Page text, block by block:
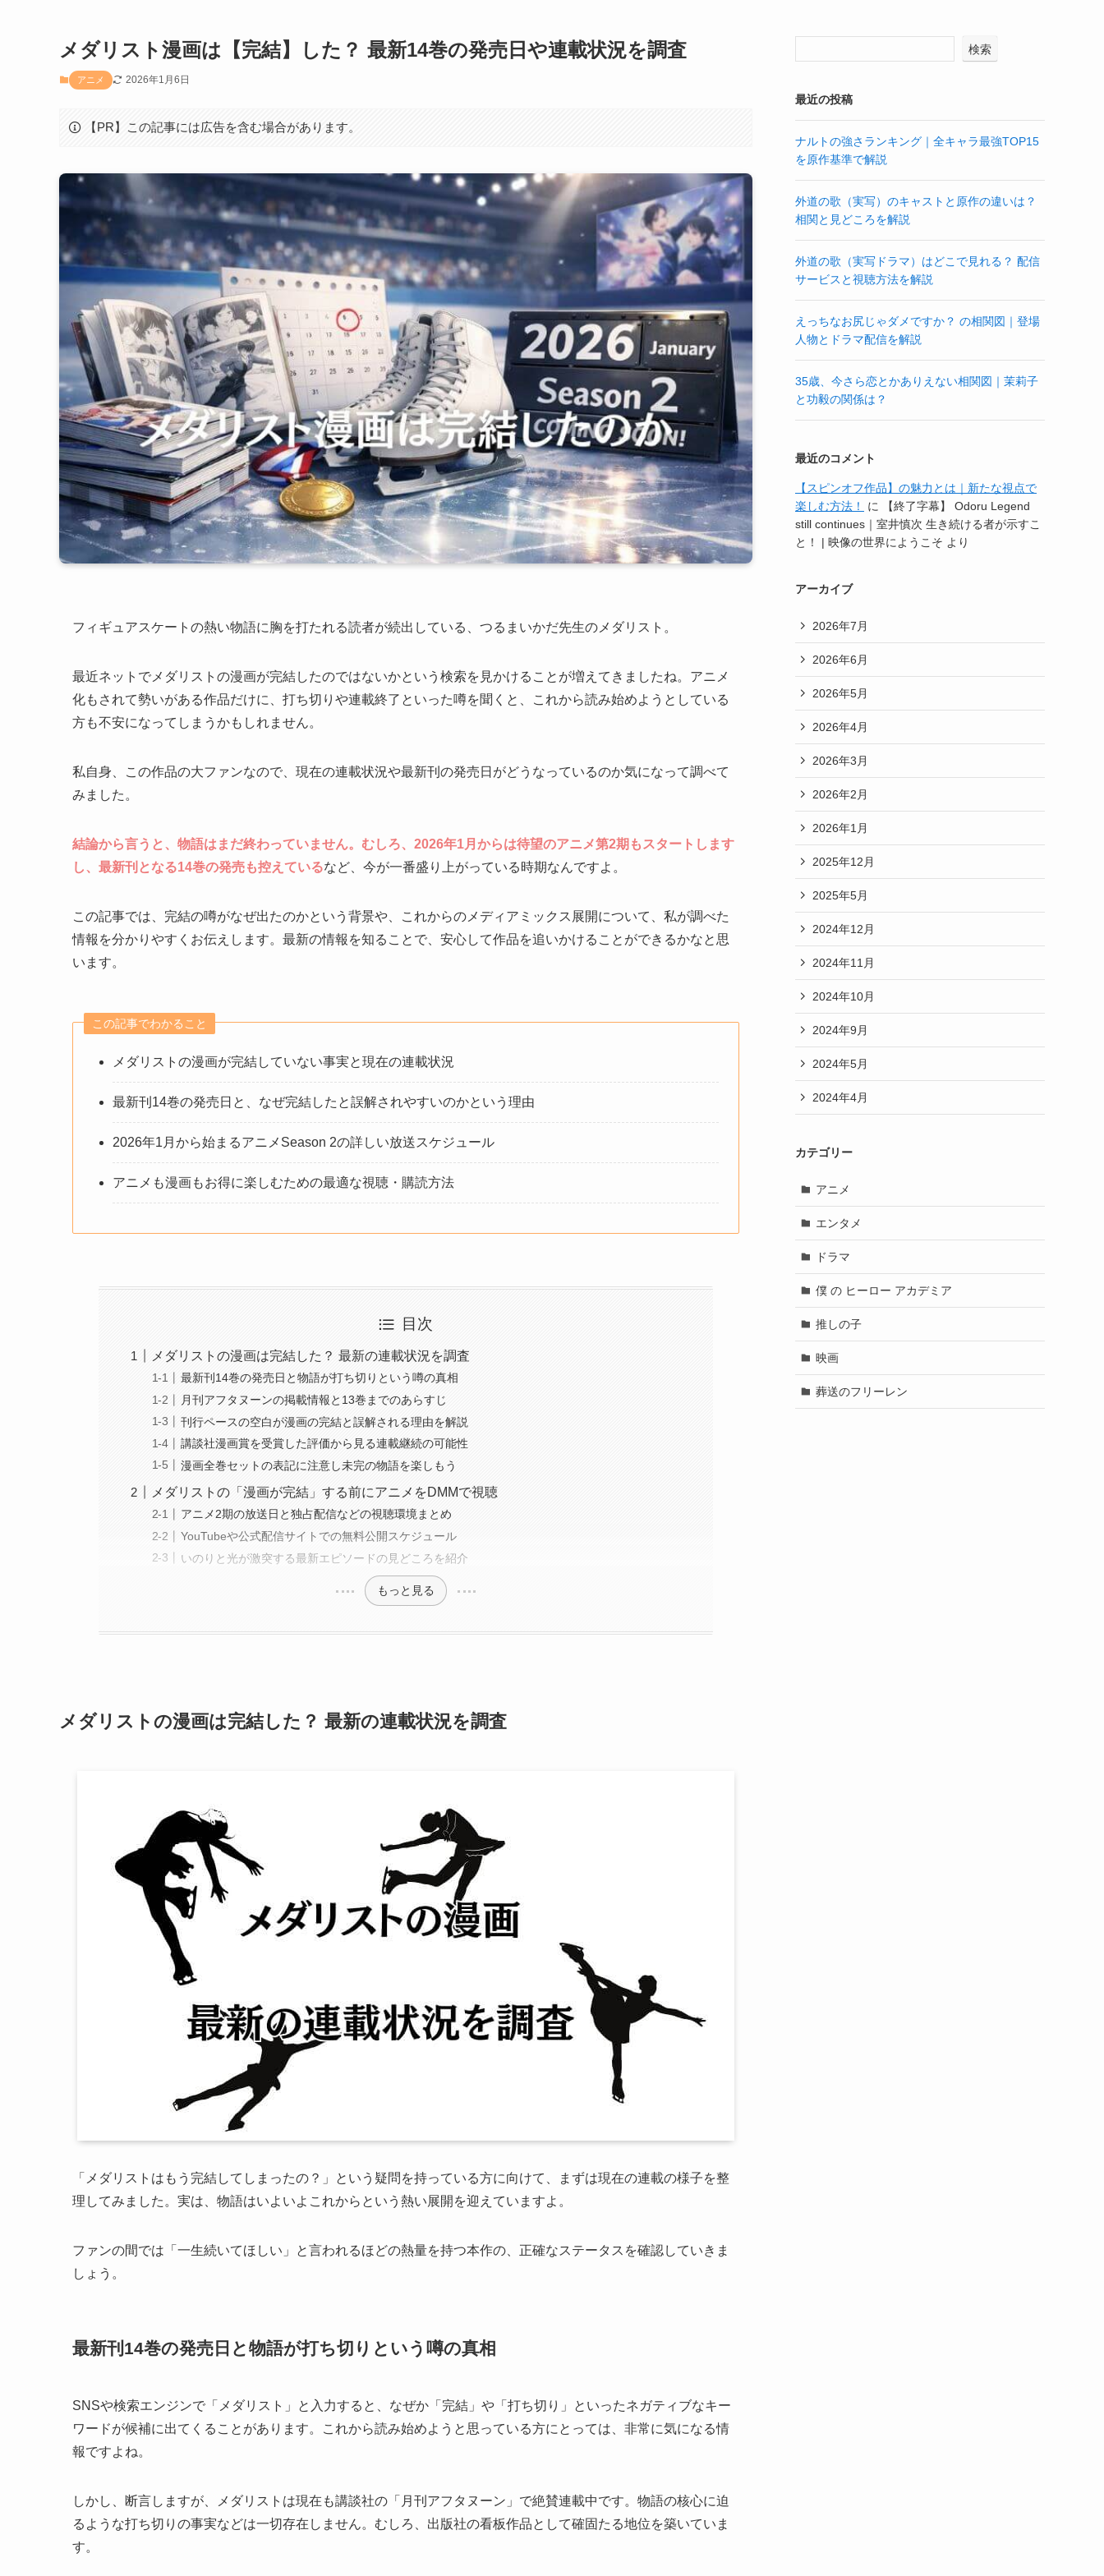
メダリスト漫画は【完結】した？ 最新14巻の発売日や連載状況を調査
アニメ 2026年1月6日
【PR】この記事には広告を含む場合があります。
フィギュアスケートの熱い物語に胸を打たれる読者が続出している、つるまいかだ先生のメダリスト。
最近ネットでメダリストの漫画が完結したのではないかという検索を見かけることが増えてきましたね。アニメ
化もされて勢いがある作品だけに、打ち切りや連載終了といった噂を聞くと、これから読み始めようとしている
方も不安になってしまうかもしれません。
私自身、この作品の大ファンなので、現在の連載状況や最新刊の発売日がどうなっているのか気になって調べて
みました。
結論から言うと、物語はまだ終わっていません。むしろ、2026年1月からは待望のアニメ第2期もスタートします
し、最新刊となる14巻の発売も控えているなど、今が一番盛り上がっている時期なんですよ。
この記事では、完結の噂がなぜ出たのかという背景や、これからのメディアミックス展開について、私が調べた
情報を分かりやすくお伝えします。最新の情報を知ることで、安心して作品を追いかけることができるかなと思
います。
この記事でわかること
メダリストの漫画が完結していない事実と現在の連載状況
最新刊14巻の発売日と、なぜ完結したと誤解されやすいのかという理由
2026年1月から始まるアニメSeason 2の詳しい放送スケジュール
アニメも漫画もお得に楽しむための最適な視聴・購読方法
目次
メダリストの漫画は完結した？ 最新の連載状況を調査
最新刊14巻の発売日と物語が打ち切りという噂の真相
月刊アフタヌーンの掲載情報と13巻までのあらすじ
刊行ペースの空白が漫画の完結と誤解される理由を解説
講談社漫画賞を受賞した評価から見る連載継続の可能性
漫画全巻セットの表記に注意し未完の物語を楽しもう
メダリストの「漫画が完結」する前にアニメをDMMで視聴
アニメ2期の放送日と独占配信などの視聴環境まとめ
YouTubeや公式配信サイトでの無料公開スケジュール
いのりと光が激突する最新エピソードの見どころを紹介
もっと見る
メダリストの漫画は完結した？ 最新の連載状況を調査
「メダリストはもう完結してしまったの？」という疑問を持っている方に向けて、まずは現在の連載の様子を整
理してみました。実は、物語はいよいよこれからという熱い展開を迎えていますよ。
ファンの間では「一生続いてほしい」と言われるほどの熱量を持つ本作の、正確なステータスを確認していきま
しょう。
最新刊14巻の発売日と物語が打ち切りという噂の真相
SNSや検索エンジンで「メダリスト」と入力すると、なぜか「完結」や「打ち切り」といったネガティブなキー
ワードが候補に出てくることがあります。これから読み始めようと思っている方にとっては、非常に気になる情
報ですよね。
しかし、断言しますが、メダリストは現在も講談社の「月刊アフタヌーン」で絶賛連載中です。物語の核心に迫
るような打ち切りの事実などは一切存在しません。むしろ、出版社の看板作品として確固たる地位を築いていま
す。
検索
最近の投稿
ナルトの強さランキング｜全キャラ最強TOP15
を原作基準で解説
外道の歌（実写）のキャストと原作の違いは？
相関と見どころを解説
外道の歌（実写ドラマ）はどこで見れる？ 配信
サービスと視聴方法を解説
えっちなお尻じゃダメですか？ の相関図｜登場
人物とドラマ配信を解説
35歳、今さら恋とかありえない相関図｜茉莉子
と功毅の関係は？
最近のコメント
【スピンオフ作品】の魅力とは｜新たな視点で
楽しむ方法！
に
【終了字幕】 Odoru Legend
still continues｜室井慎次 生き続ける者が示すこ
と！ | 映像の世界にようこそ より
アーカイブ
2026年7月
2026年6月
2026年5月
2026年4月
2026年3月
2026年2月
2026年1月
2025年12月
2025年5月
2024年12月
2024年11月
2024年10月
2024年9月
2024年5月
2024年4月
カテゴリー
アニメ
エンタメ
ドラマ
僕 の ヒーロー アカデミア
推しの子
映画
葬送のフリーレン